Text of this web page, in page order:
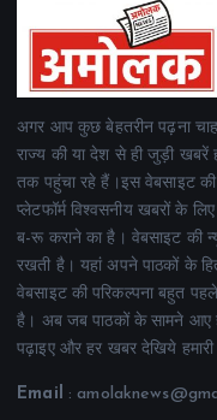
अगर आप कुछ बेहतरीन पढ़ना
राज्य की या देश से ही जुड़ी
तक पहुंचा रहे हैं।इस वेबसाइट
प्लेटफॉर्म विश्वसनीय खबरों के
ब-रू कराने का है। वेबसाइट की
रखती है। यहां अपने पाठकों के
वेबसाइट की परिकल्पना बहुत
है। अब जब पाठकों के सामने आए
पढ़ाइए और हर खबर देखिये
Email :